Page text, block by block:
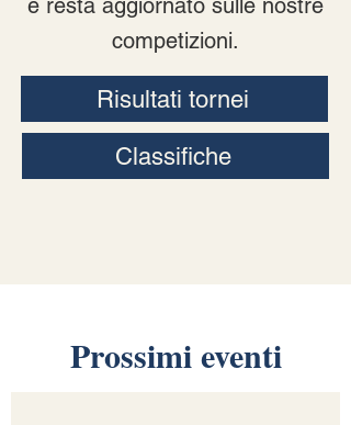
e resta aggiornato sulle nostre
competizioni.
Risultati tornei
Classifiche
Prossimi eventi